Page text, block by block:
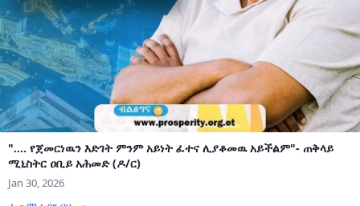
".... የጀመርነዉን እድገት ምንም አይነት ፈተና ሊያቆመዉ አይችልም"- ጠቅላይ
ሚኒስትር ዐቢይ አሕመድ (ዶ/ር)
Jan 30, 2026